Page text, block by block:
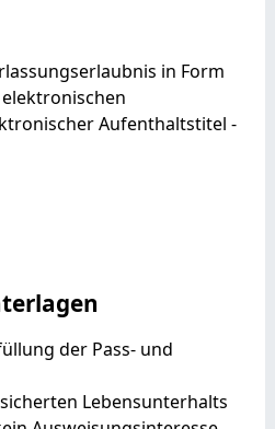
in Form
Aufenthaltstitel -
der Pass- und
Lebensunterhalts